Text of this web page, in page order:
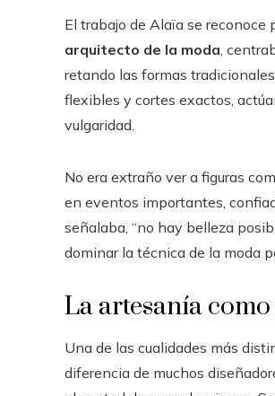
El trabajo de Alaïa se reconoce
arquitecto de la moda ,
retando las formas
flexibles y cortes exactos,
vulgaridad.
No era extraño ver a figuras
en eventos importantes,
señalaba, “no hay belleza
dominar la técnica de la moda
La artesanía
Una de las cualidades más
diferencia de muchos